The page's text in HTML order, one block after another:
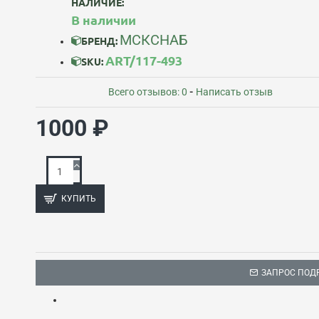
В наличии
БРЕНД: МСКСНАБ
SKU:ART/117-493
Всего отзывов: 0 - Написать отзыв
1000 ₽
КУПИТЬ
ЗАПРОС